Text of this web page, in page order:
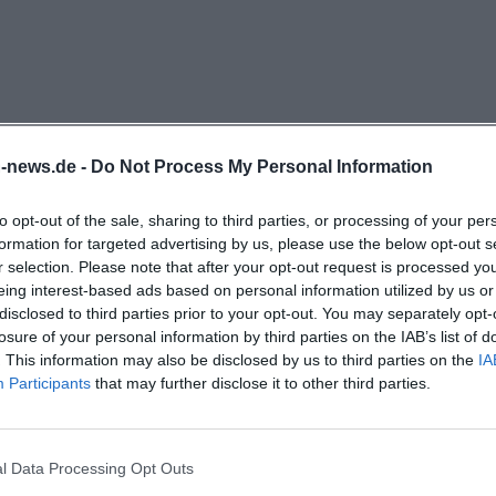
news.de - Do Not Process My Personal Information
opt-out of the sale, sharing to third parties, or processing of your
for targeted advertising by us, please use the below opt-out
selection. Please note that after your opt-out request is processed
interest-based ads based on personal information utilized by us
to third parties prior to your opt-out. You may separately
of your personal information by third parties on the IAB’s list of
This information may also be disclosed by us to third parties on the
Participants that may further disclose it to other third parties.
Data Processing Opt Outs
sichern. Durch die Angabe des Saals erkennen
ihr Film gezeigt wird. Wer flexibel bleiben
am Tag, insbesondere an Wochenenden und
häufig Früh- und Spätvorstellungen zur Wahl. Für
hauseigene Archiv als Orientierung, welche
wurden. Damit bleibt das Haus nah an der
bietet zugleich regionale Verlässlichkeit: aktuelle
und Familienzeiten am Nachmittag. Tipp
und dienstags) gelten reduzierte Eintrittspreise –
zu entdecken. Preisdetails veröffentlicht das Kino
nach Tagen, Uhrzeiten und 2D/3D. Wer Wert
bei der Auswahl auch den Saal: Im großen Saal
Traunstein?